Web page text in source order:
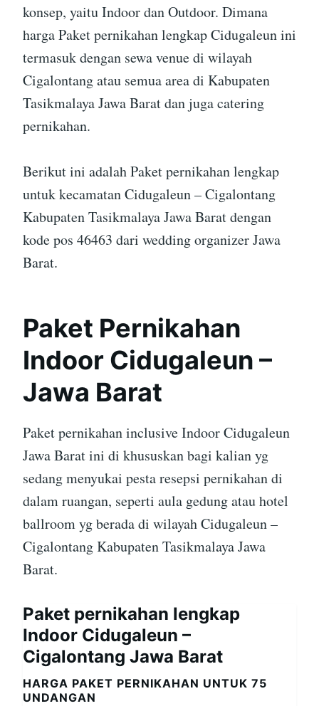
konsep, yaitu Indoor dan Outdoor. Dimana
harga Paket pernikahan lengkap Cidugaleun ini
termasuk dengan sewa venue di wilayah
Cigalontang atau semua area di Kabupaten
Tasikmalaya Jawa Barat dan juga catering
pernikahan.
Berikut ini adalah Paket pernikahan lengkap
untuk kecamatan Cidugaleun – Cigalontang
Kabupaten Tasikmalaya Jawa Barat dengan
kode pos 46463 dari wedding organizer Jawa
Barat.
Paket Pernikahan
Indoor Cidugaleun –
Jawa Barat
Paket pernikahan inclusive Indoor Cidugaleun
Jawa Barat ini di khususkan bagi kalian yg
sedang menyukai pesta resepsi pernikahan di
dalam ruangan, seperti aula gedung atau hotel
ballroom yg berada di wilayah Cidugaleun –
Cigalontang Kabupaten Tasikmalaya Jawa
Barat.
Paket pernikahan lengkap
Indoor Cidugaleun –
Cigalontang Jawa Barat
HARGA PAKET PERNIKAHAN UNTUK 75
UNDANGAN